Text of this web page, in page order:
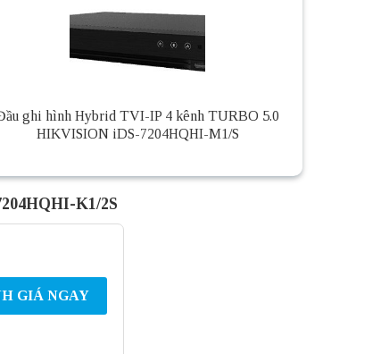
ghi hình Hybrid TVI-IP 4 kênh TURBO 5.0
HIKVISION iDS-7204HQHI-M1/S
K1/2S
GIÁ NGAY